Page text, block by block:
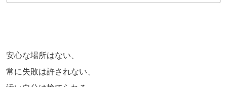
安心な場所はない、
常に失敗は許されない、